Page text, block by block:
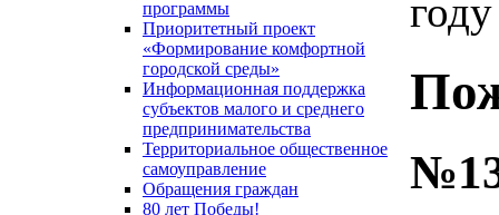
программы
Приоритетный проект
«Формирование комфортной
городской среды»
Информационная поддержка
субъектов малого и среднего
предпринимательства
Территориальное общественное
самоуправление
Обращения граждан
80 лет Победы!
году